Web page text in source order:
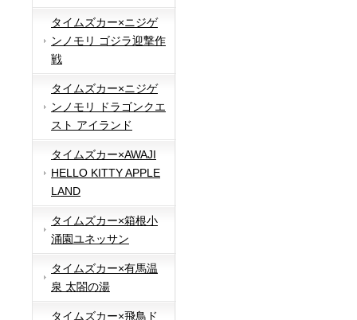
タイムズカー×ニジゲ
ンノモリ ゴジラ迎撃作
戦
タイムズカー×ニジゲ
ンノモリ ドラゴンクエ
スト アイランド
タイムズカー×AWAJI
HELLO KITTY APPLE
LAND
タイムズカー×箱根小
涌園ユネッサン
タイムズカー×有馬温
泉 太閤の湯
タイムズカー×飛鳥ド